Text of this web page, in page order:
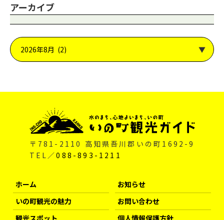
アーカイブ
〒781-2110 高知県吾川郡いの町1692-9
TEL／088-893-1211
ホーム
いの町観光の魅力
お知らせ
お問い合わせ